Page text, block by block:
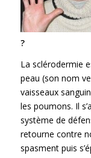
?
La sclérodermie
peau (son nom
vaisseaux
les poumons. Il
système de
retourne contre
spasment puis